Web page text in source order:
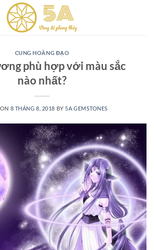
CUNG HOÀNG ĐẠO
phù hợp với màu sắc
nào nhất?
8 THÁNG 8, 2018 BY 5A GEMSTONES